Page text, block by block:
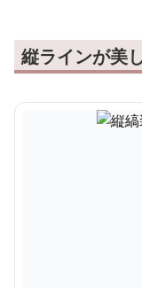
縦ラインが美